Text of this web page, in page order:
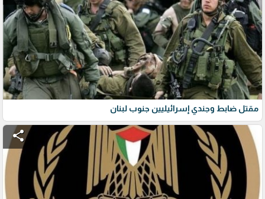
مقتل ضابط وجندي إسرائيليين جنوب لبنان
share